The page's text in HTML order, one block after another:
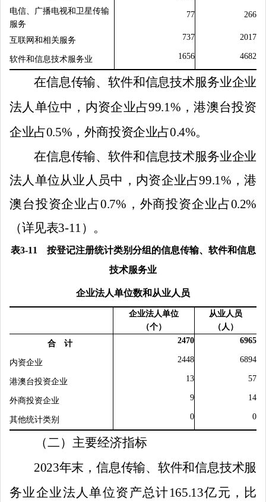
电信、广播电视和卫星传输
服务
77 266
互联网和相关服务 737 2017
软件和信息技术服务业 1656 4682
在信息传输、软件和信息技术服务业企业
法人单位中，内资企业占99.1% ，港澳台投资
企业占0.5% ，外商投资企业占0.4%。
在信息传输、软件和信息技术服务业企业
法人单位从业人员中，内资企业占99.1% ，港
澳台投资企业占0.7% ，外商投资企业占0.2%
（详见表3-11）。
表3-11 按登记注册统计类别分组的信息传输、软件和信息
技术服务业
企业法人单位数和从业人员
企业法人单位
（个）
从业人员
（人）
合 计
2470 6965
内资企业 2448 6894
港澳台投资企业 13 57
外商投资企业 9 14
其他统计类别 0 0
（二）主要经济指标
2023年末，信息传输、软件和信息技术服
务业企业法人单位资产总计165.13亿元， 比